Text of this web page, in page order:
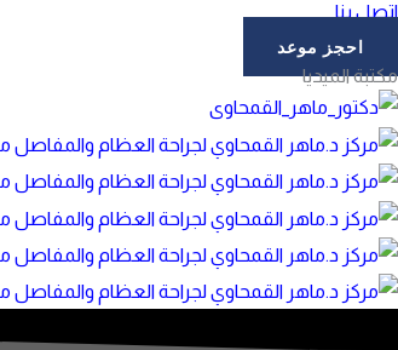
اتصل بنا
احجز موعد
مكتبة الميديا